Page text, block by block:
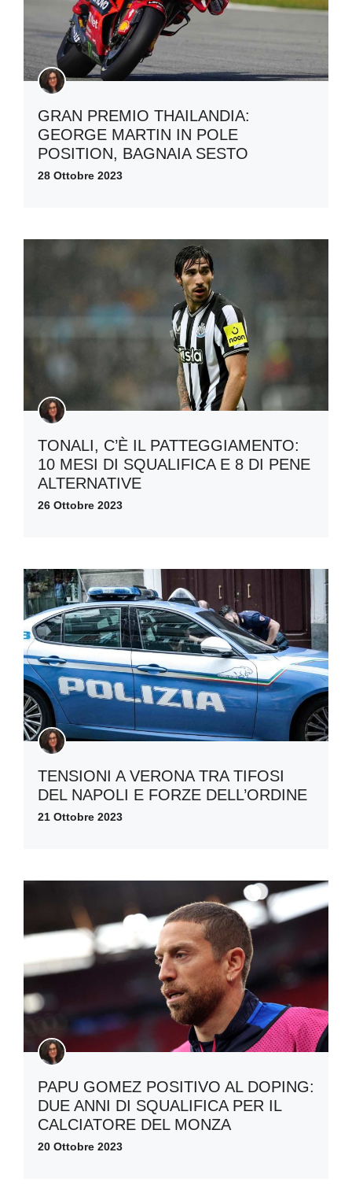
GRAN PREMIO THAILANDIA:
GEORGE MARTIN IN POLE
POSITION, BAGNAIA SESTO
28 Ottobre 2023
TONALI, C’È IL PATTEGGIAMENTO:
10 MESI DI SQUALIFICA E 8 DI PENE
ALTERNATIVE
26 Ottobre 2023
TENSIONI A VERONA TRA TIFOSI
DEL NAPOLI E FORZE DELL’ORDINE
21 Ottobre 2023
PAPU GOMEZ POSITIVO AL DOPING:
DUE ANNI DI SQUALIFICA PER IL
CALCIATORE DEL MONZA
20 Ottobre 2023